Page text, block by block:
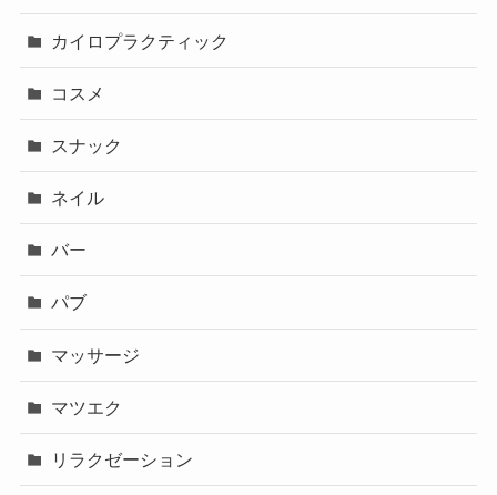
カイロプラクティック
コスメ
スナック
ネイル
バー
パブ
マッサージ
マツエク
リラクゼーション